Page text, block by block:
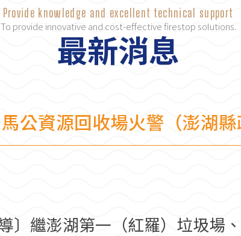
Provide knowledge and excellent technical support
To provide innovative and cost-effective firestop solutions.
最新消息
公資源回收場火警（澎湖縣
〕繼澎湖第一（紅羅）垃圾場